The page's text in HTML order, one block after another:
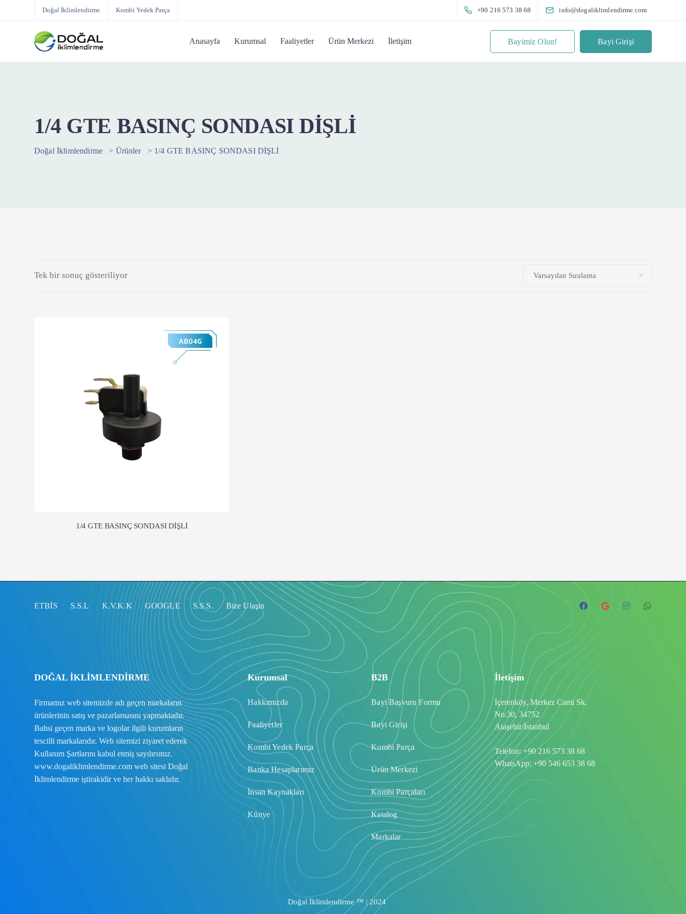
Doğal İklimlendirme Kombi Yedek Parça +90 216 573 38 68 info@dogaliklimlendirme.com
Anasayfa Kurumsal Faaliyetler Ürün Merkezi İletişim Bayimiz Olun! Bayi Girişi
1/4 GTE BASINÇ SONDASI DİŞLİ
Doğal İklimlendirme > Ürünler > 1/4 GTE BASINÇ SONDASI DİŞLİ
Tek bir sonuç gösteriliyor
1/4 GTE BASINÇ SONDASI DİŞLİ
ETBİS S.S.L K.V.K.K GOOGLE S.S.S. Bize Ulaşın
DOĞAL İKLİMLENDİRME
Firmamız web sitemizde adı geçen markaların
ürünlerinin satış ve pazarlamasını yapmaktadır.
Bahsi geçen marka ve logolar ilgili kurumların
tescilli markalarıdır. Web sitemizi ziyaret ederek
Kullanım Şartlarını kabul etmiş sayılırsınız.
www.dogaliklimlendirme.com web sitesi Doğal
İklimlendirme iştirakidir ve her hakkı saklıdır.
Kurumsal
Hakkımızda
Faaliyetler
Kombi Yedek Parça
Banka Hesaplarımız
İnsan Kaynakları
Künye
B2B
Bayi Başvuru Formu
Bayi Girişi
Kombi Parça
Ürün Merkezi
Kombi Parçaları
Katalog
Markalar
İletişim
İçerenköy, Merkez Cami Sk.
No:30, 34752
Ataşehir/İstanbul
Telefon:+90 216 573 38 68
WhatsApp:+90 546 653 38 68
Doğal İklimlendirme ™ | 2024